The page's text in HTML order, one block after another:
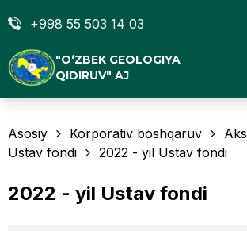
+998 55 503 14 03
"O‘ZBEK GEOLOGIYA
QIDIRUV" AJ
Asosiy Korporativ boshqaruv
Ustav fondi
2022 - yil Ustav fondi
2022 - yil Ustav fondi